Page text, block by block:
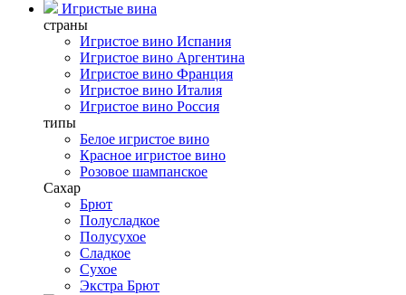
Игристые вина
страны
Игристое вино Испания
Игристое вино Аргентина
Игристое вино Франция
Игристое вино Италия
Игристое вино Россия
типы
Белое игристое вино
Красное игристое вино
Розовое шампанское
Сахар
Брют
Полусладкое
Полусухое
Сладкое
Сухое
Экстра Брют